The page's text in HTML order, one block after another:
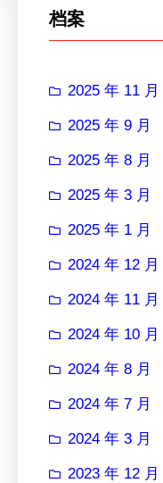
档案
2025 年 11 月
2025 年 9 月
2025 年 8 月
2025 年 3 月
2025 年 1 月
2024 年 12 月
2024 年 11 月
2024 年 10 月
2024 年 8 月
2024 年 7 月
2024 年 3 月
2023 年 12 月